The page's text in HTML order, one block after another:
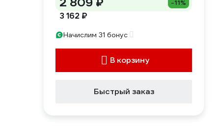
-11%
3 162 ₽
Начислим 31 бонус
В корзину
Быстрый заказ